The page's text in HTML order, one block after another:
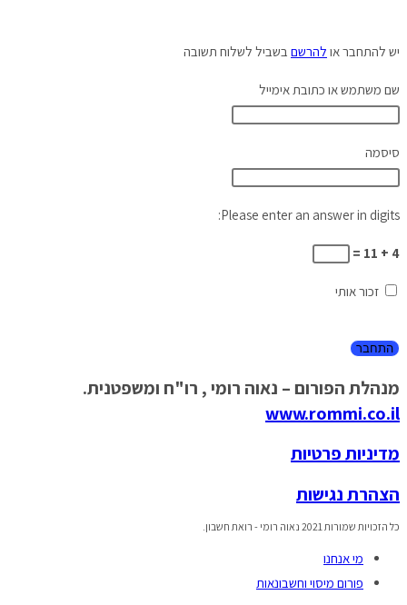
יש להתחבר או להרשם בשביל לשלוח תשובה
שם משתמש או כתובת אימייל
סיסמה
Please enter an answer in digits:
4 + 11 =
זכור אותי
מנהלת הפורום – נאוה רומי , רו"ח ומשפטנית.
www.rommi.co.il
מדיניות פרטיות
הצהרת נגישות
כל הזכויות שמורות 2021 נאוה רומי - רואת חשבון.
מי אנחנו
פורום מיסוי וחשבונאות